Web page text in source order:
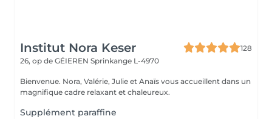
Institut Nora Keser
128
26, op de GÉIEREN Sprinkange L-4970
Bienvenue. Nora, Valérie, Julie et Anaïs vous accueillent dans un
magnifique cadre relaxant et chaleureux.
Supplément paraffine